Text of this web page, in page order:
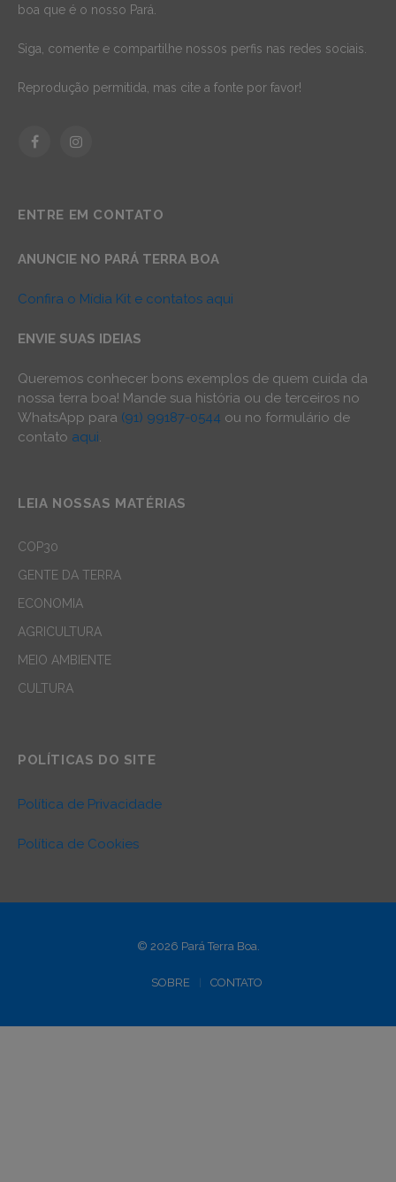
boa que é o nosso Pará.
Siga, comente e compartilhe nossos perfis nas redes sociais.
Reprodução permitida, mas cite a fonte por favor!
FacebookInstagram
ENTRE EM CONTATO
ANUNCIE NO PARÁ TERRA BOA
Confira o Mídia Kit e contatos aqui
ENVIE SUAS IDEIAS
Queremos conhecer bons exemplos de quem cuida da
nossa terra boa! Mande sua história ou de terceiros no
WhatsApp para (91) 99187-0544 ou no formulário de
contato aqui.
LEIA NOSSAS MATÉRIAS
COP30
GENTE DA TERRA
ECONOMIA
AGRICULTURA
MEIO AMBIENTE
CULTURA
POLÍTICAS DO SITE
Política de Privacidade
Política de Cookies
© 2026 Pará Terra Boa.
SOBRE CONTATO